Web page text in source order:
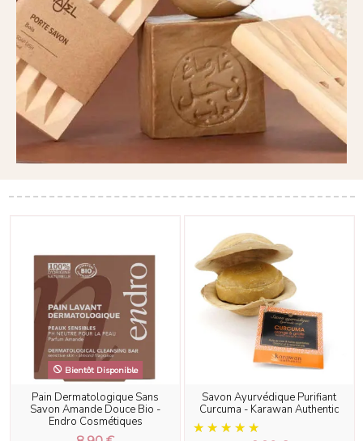
Bientôt Disponible
Pain Dermatologique Sans
Savon Amande Douce Bio -
Endro Cosmétiques
Savon Ayurvédique Purifiant
Curcuma - Karawan Authentic